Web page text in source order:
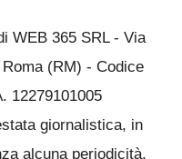
WEB 365 SRL - Via
(RM) - Codice
12279101005
giornalistica, in
alcuna periodicità.